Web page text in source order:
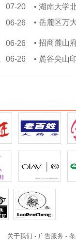
07-20 • 湖南大学
06-26 • 岳麓区万
06-26 • 招商麓山
06-26 • 麓谷尖山
关于我们 - 广告服务 -